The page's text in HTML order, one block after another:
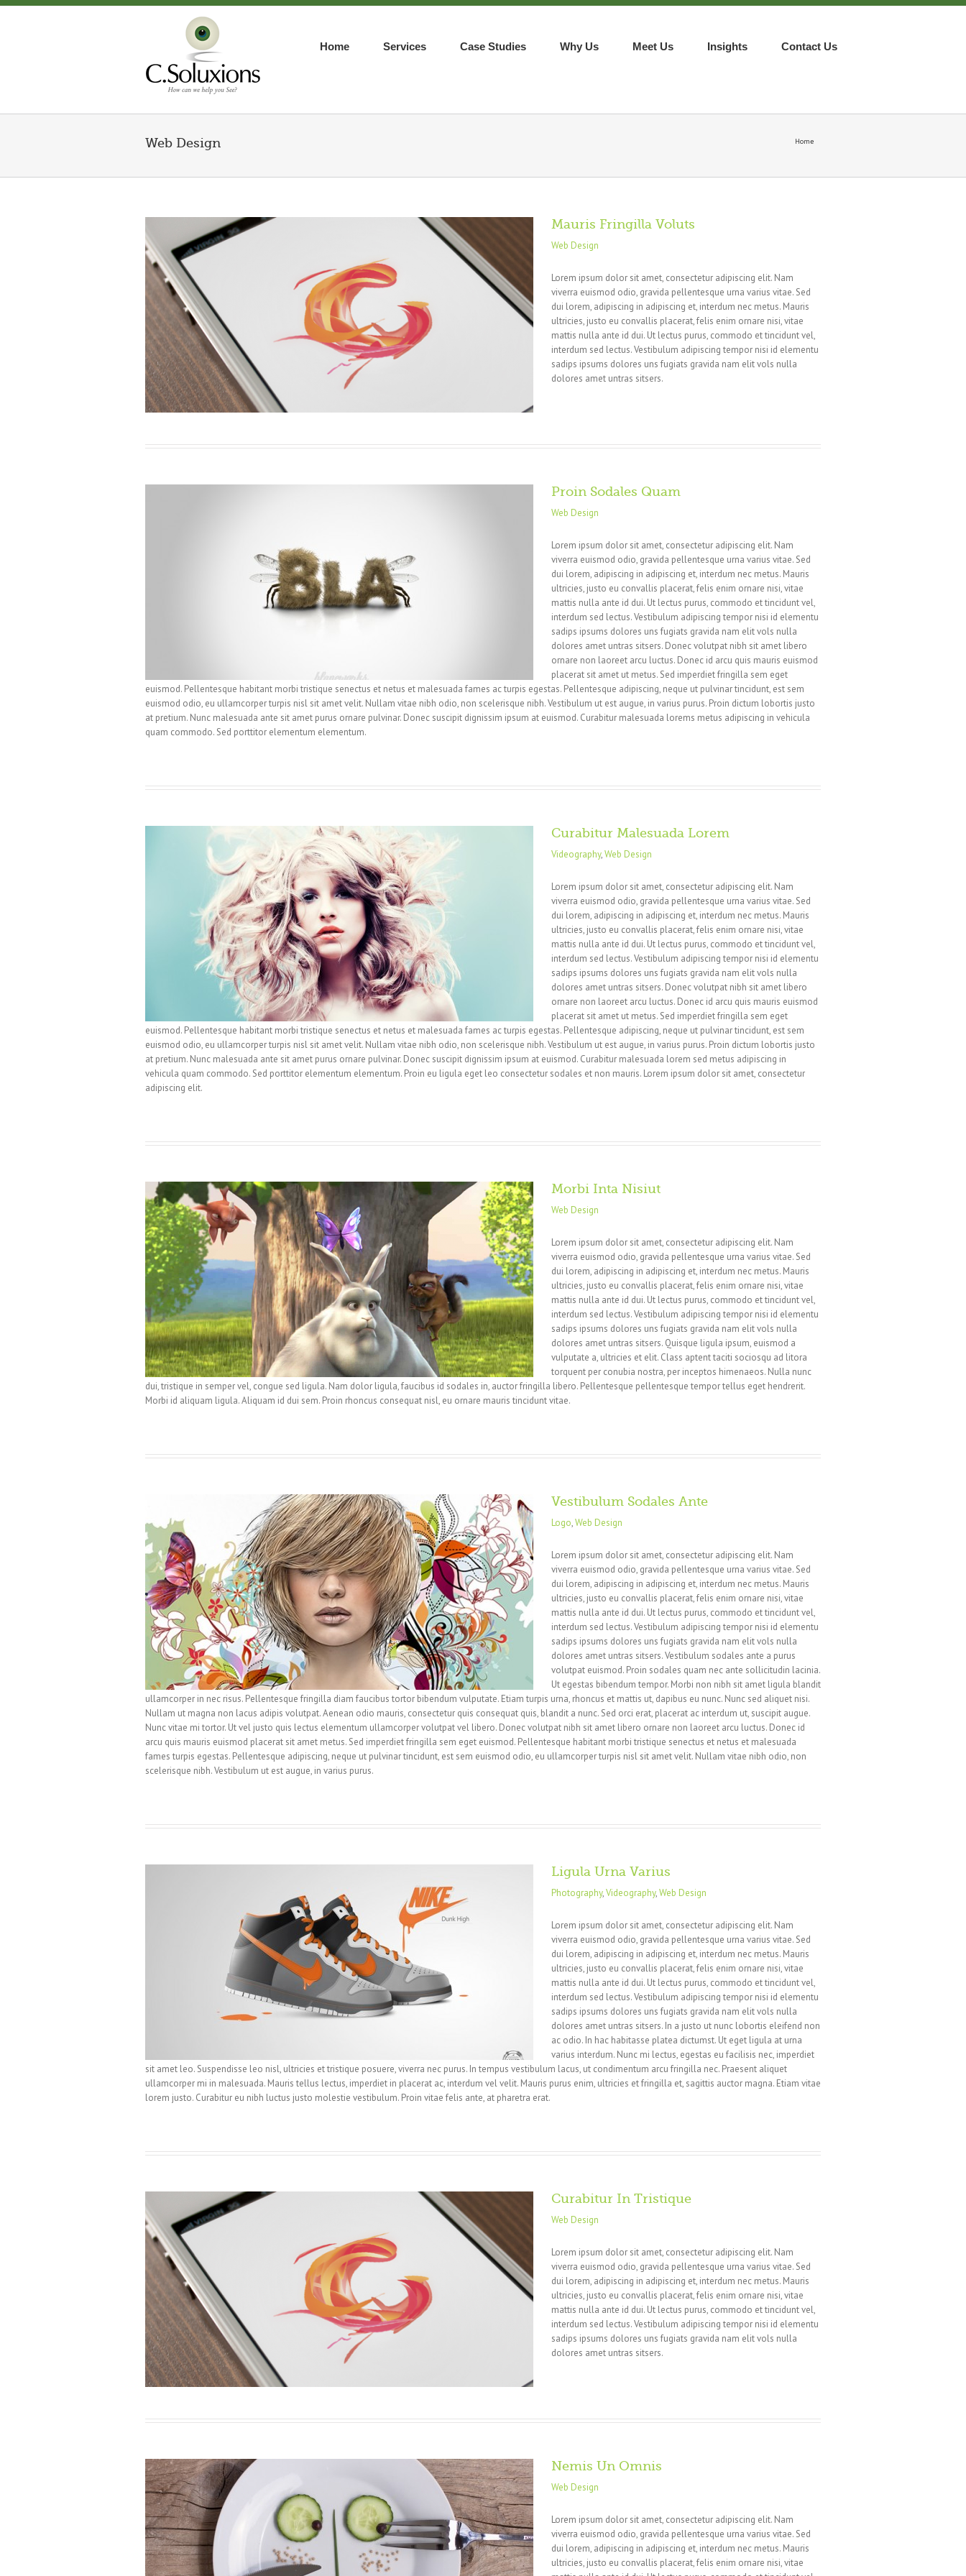
Home Services Case Studies Why Us Meet Us Insights Contact Us
Web Design Home
Mauris Fringilla Voluts
Web Design
Lorem ipsum dolor sit amet, consectetur adipiscing elit. Nam
viverra euismod odio, gravida pellentesque urna varius vitae. Sed
dui lorem, adipiscing in adipiscing et, interdum nec metus. Mauris
ultricies, justo eu convallis placerat, felis enim ornare nisi, vitae
mattis nulla ante id dui. Ut lectus purus, commodo et tincidunt vel,
interdum sed lectus. Vestibulum adipiscing tempor nisi id elementu
sadips ipsums dolores uns fugiats gravida nam elit vols nulla
dolores amet untras sitsers.
Proin Sodales Quam
Web Design
Lorem ipsum dolor sit amet, consectetur adipiscing elit. Nam
viverra euismod odio, gravida pellentesque urna varius vitae. Sed
dui lorem, adipiscing in adipiscing et, interdum nec metus. Mauris
ultricies, justo eu convallis placerat, felis enim ornare nisi, vitae
mattis nulla ante id dui. Ut lectus purus, commodo et tincidunt vel,
interdum sed lectus. Vestibulum adipiscing tempor nisi id elementu
sadips ipsums dolores uns fugiats gravida nam elit vols nulla
dolores amet untras sitsers. Donec volutpat nibh sit amet libero
ornare non laoreet arcu luctus. Donec id arcu quis mauris euismod
placerat sit amet ut metus. Sed imperdiet fringilla sem eget
euismod. Pellentesque habitant morbi tristique senectus et netus et malesuada fames ac turpis egestas. Pellentesque adipiscing, neque ut pulvinar tincidunt, est sem
euismod odio, eu ullamcorper turpis nisl sit amet velit. Nullam vitae nibh odio, non scelerisque nibh. Vestibulum ut est augue, in varius purus. Proin dictum lobortis justo
at pretium. Nunc malesuada ante sit amet purus ornare pulvinar. Donec suscipit dignissim ipsum at euismod. Curabitur malesuada lorems metus adipiscing in vehicula
quam commodo. Sed porttitor elementum elementum.
Curabitur Malesuada Lorem
Videography,Web Design
Lorem ipsum dolor sit amet, consectetur adipiscing elit. Nam
viverra euismod odio, gravida pellentesque urna varius vitae. Sed
dui lorem, adipiscing in adipiscing et, interdum nec metus. Mauris
ultricies, justo eu convallis placerat, felis enim ornare nisi, vitae
mattis nulla ante id dui. Ut lectus purus, commodo et tincidunt vel,
interdum sed lectus. Vestibulum adipiscing tempor nisi id elementu
sadips ipsums dolores uns fugiats gravida nam elit vols nulla
dolores amet untras sitsers. Donec volutpat nibh sit amet libero
ornare non laoreet arcu luctus. Donec id arcu quis mauris euismod
placerat sit amet ut metus. Sed imperdiet fringilla sem eget
euismod. Pellentesque habitant morbi tristique senectus et netus et malesuada fames ac turpis egestas. Pellentesque adipiscing, neque ut pulvinar tincidunt, est sem
euismod odio, eu ullamcorper turpis nisl sit amet velit. Nullam vitae nibh odio, non scelerisque nibh. Vestibulum ut est augue, in varius purus. Proin dictum lobortis justo
at pretium. Nunc malesuada ante sit amet purus ornare pulvinar. Donec suscipit dignissim ipsum at euismod. Curabitur malesuada lorem sed metus adipiscing in
vehicula quam commodo. Sed porttitor elementum elementum. Proin eu ligula eget leo consectetur sodales et non mauris. Lorem ipsum dolor sit amet, consectetur
adipiscing elit.
Morbi Inta Nisiut
Web Design
Lorem ipsum dolor sit amet, consectetur adipiscing elit. Nam
viverra euismod odio, gravida pellentesque urna varius vitae. Sed
dui lorem, adipiscing in adipiscing et, interdum nec metus. Mauris
ultricies, justo eu convallis placerat, felis enim ornare nisi, vitae
mattis nulla ante id dui. Ut lectus purus, commodo et tincidunt vel,
interdum sed lectus. Vestibulum adipiscing tempor nisi id elementu
sadips ipsums dolores uns fugiats gravida nam elit vols nulla
dolores amet untras sitsers. Quisque ligula ipsum, euismod a
vulputate a, ultricies et elit. Class aptent taciti sociosqu ad litora
torquent per conubia nostra, per inceptos himenaeos. Nulla nunc
dui, tristique in semper vel, congue sed ligula. Nam dolor ligula, faucibus id sodales in, auctor fringilla libero. Pellentesque pellentesque tempor tellus eget hendrerit.
Morbi id aliquam ligula. Aliquam id dui sem. Proin rhoncus consequat nisl, eu ornare mauris tincidunt vitae.
Vestibulum Sodales Ante
Logo,Web Design
Lorem ipsum dolor sit amet, consectetur adipiscing elit. Nam
viverra euismod odio, gravida pellentesque urna varius vitae. Sed
dui lorem, adipiscing in adipiscing et, interdum nec metus. Mauris
ultricies, justo eu convallis placerat, felis enim ornare nisi, vitae
mattis nulla ante id dui. Ut lectus purus, commodo et tincidunt vel,
interdum sed lectus. Vestibulum adipiscing tempor nisi id elementu
sadips ipsums dolores uns fugiats gravida nam elit vols nulla
dolores amet untras sitsers. Vestibulum sodales ante a purus
volutpat euismod. Proin sodales quam nec ante sollicitudin lacinia.
Ut egestas bibendum tempor. Morbi non nibh sit amet ligula blandit
ullamcorper in nec risus. Pellentesque fringilla diam faucibus tortor bibendum vulputate. Etiam turpis urna, rhoncus et mattis ut, dapibus eu nunc. Nunc sed aliquet nisi.
Nullam ut magna non lacus adipis volutpat. Aenean odio mauris, consectetur quis consequat quis, blandit a nunc. Sed orci erat, placerat ac interdum ut, suscipit augue.
Nunc vitae mi tortor. Ut vel justo quis lectus elementum ullamcorper volutpat vel libero. Donec volutpat nibh sit amet libero ornare non laoreet arcu luctus. Donec id
arcu quis mauris euismod placerat sit amet metus. Sed imperdiet fringilla sem eget euismod. Pellentesque habitant morbi tristique senectus et netus et malesuada
fames turpis egestas. Pellentesque adipiscing, neque ut pulvinar tincidunt, est sem euismod odio, eu ullamcorper turpis nisl sit amet velit. Nullam vitae nibh odio, non
scelerisque nibh. Vestibulum ut est augue, in varius purus.
Ligula Urna Varius
Photography,Videography,Web Design
Lorem ipsum dolor sit amet, consectetur adipiscing elit. Nam
viverra euismod odio, gravida pellentesque urna varius vitae. Sed
dui lorem, adipiscing in adipiscing et, interdum nec metus. Mauris
ultricies, justo eu convallis placerat, felis enim ornare nisi, vitae
mattis nulla ante id dui. Ut lectus purus, commodo et tincidunt vel,
interdum sed lectus. Vestibulum adipiscing tempor nisi id elementu
sadips ipsums dolores uns fugiats gravida nam elit vols nulla
dolores amet untras sitsers. In a justo ut nunc lobortis eleifend non
ac odio. In hac habitasse platea dictumst. Ut eget ligula at urna
varius interdum. Nunc mi lectus, egestas eu facilisis nec, imperdiet
sit amet leo. Suspendisse leo nisl, ultricies et tristique posuere, viverra nec purus. In tempus vestibulum lacus, ut condimentum arcu fringilla nec. Praesent aliquet
ullamcorper mi in malesuada. Mauris tellus lectus, imperdiet in placerat ac, interdum vel velit. Mauris purus enim, ultricies et fringilla et, sagittis auctor magna. Etiam vitae
lorem justo. Curabitur eu nibh luctus justo molestie vestibulum. Proin vitae felis ante, at pharetra erat.
Curabitur In Tristique
Web Design
Lorem ipsum dolor sit amet, consectetur adipiscing elit. Nam
viverra euismod odio, gravida pellentesque urna varius vitae. Sed
dui lorem, adipiscing in adipiscing et, interdum nec metus. Mauris
ultricies, justo eu convallis placerat, felis enim ornare nisi, vitae
mattis nulla ante id dui. Ut lectus purus, commodo et tincidunt vel,
interdum sed lectus. Vestibulum adipiscing tempor nisi id elementu
sadips ipsums dolores uns fugiats gravida nam elit vols nulla
dolores amet untras sitsers.
Nemis Un Omnis
Web Design
Lorem ipsum dolor sit amet, consectetur adipiscing elit. Nam
viverra euismod odio, gravida pellentesque urna varius vitae. Sed
dui lorem, adipiscing in adipiscing et, interdum nec metus. Mauris
ultricies, justo eu convallis placerat, felis enim ornare nisi, vitae